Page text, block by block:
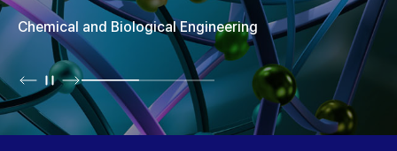
Chemical and Biological Engineering